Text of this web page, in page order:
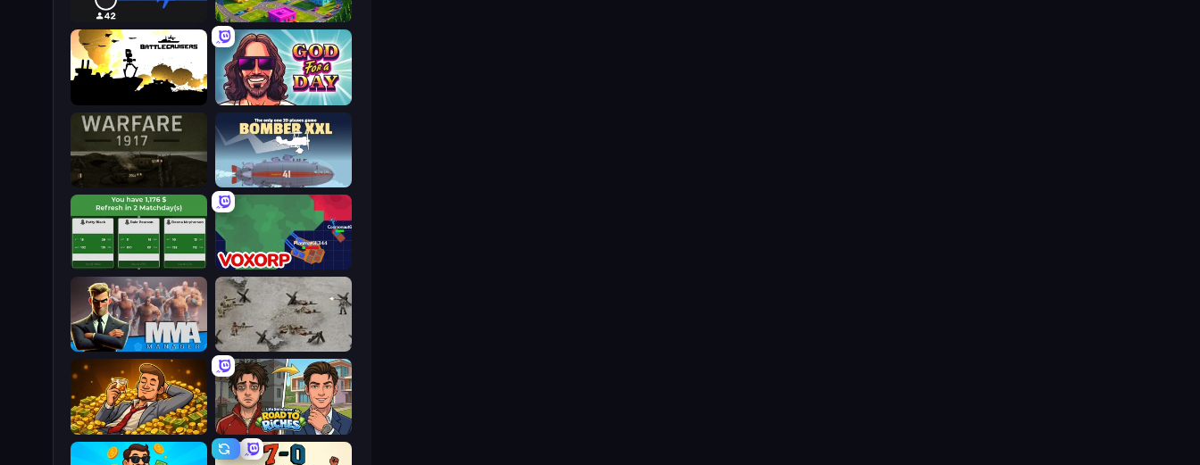
Traffic Architect
Airline Tycoon Idle
God For a Day: Prequel
Battlecruisers
Bomber XXL
Warfare 1917
Voxorp
Idle Soccer Manager
Warfare 1944
MMA Manager 2
Life Simulator: Road to Riches
Idle Billionaire Tycoon